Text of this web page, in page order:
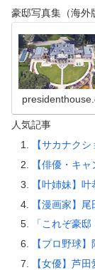
豪邸写真集（海外
人気記事
【サカナク
【俳優・キ
【叶姉妹】
【漫画家】
「これぞ豪
【プロ野球
【女優】芦田